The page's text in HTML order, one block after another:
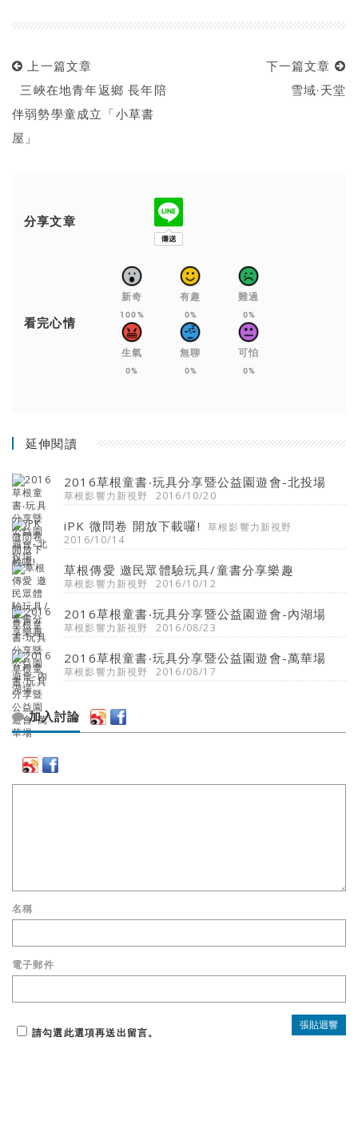
上一篇文章
三峽在地青年返鄉 長年陪
伴弱勢學童成立「小草書
屋」
下一篇文章
雪域·天堂
分享文章
看完心情
新奇
100%
有趣
0%
難過
0%
生氣
0%
無聊
0%
可怕
0%
延伸閱讀
2016草根童書‧玩具分享暨公益園遊會-北投場
草根影響力新視野 2016/10/20
iPK 微問卷 開放下載囉!
草根影響力新視野
2016/10/14
草根傳愛 邀民眾體驗玩具/童書分享樂趣
草根影響力新視野 2016/10/12
2016草根童書‧玩具分享暨公益園遊會-內湖場
草根影響力新視野 2016/08/23
2016草根童書‧玩具分享暨公益園遊會-萬華場
草根影響力新視野 2016/08/17
加入討論
名稱
電子郵件
請勾選此選項再送出留言。